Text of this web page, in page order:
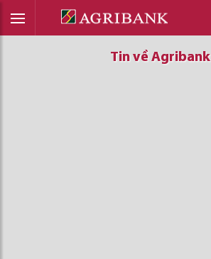
Tin về Agribank
Tin về Agribank
Tin về Agribank